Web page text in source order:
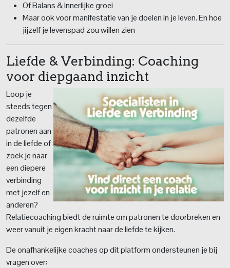
Of Balans & Innerlijke groei
Maar ook voor manifestatie van je doelen in je leven. En hoe
jijzelf je levenspad zou willen zien
Liefde & Verbinding: Coaching
voor diepgaand inzicht
Loop je
steeds tegen
dezelfde
patronen aan
in de liefde of
zoek je naar
een diepere
verbinding
met jezelf en
anderen?
Relatiecoaching biedt de ruimte om patronen te doorbreken en
weer vanuit je eigen kracht naar de liefde te kijken.
De onafhankelijke coaches op dit platform ondersteunen je bij
vragen over: